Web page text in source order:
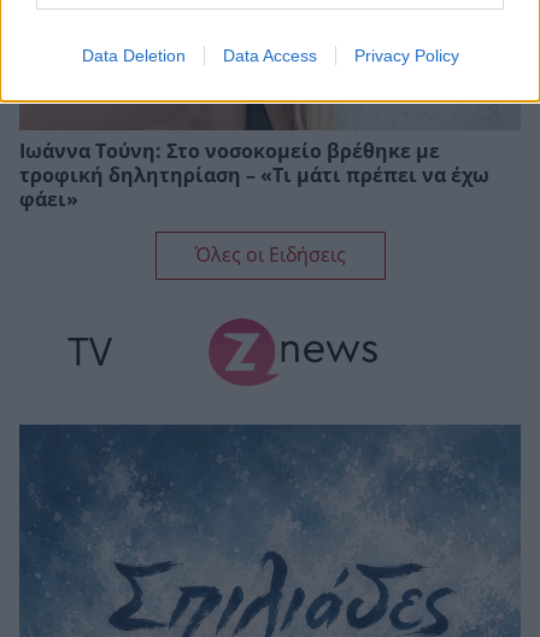
Data Deletion Data Access Privacy Policy
Ιωάννα Τούνη: Στο νοσοκομείο βρέθηκε με
τροφική δηλητηρίαση – «Τι μάτι πρέπει να έχω
φάει»
Όλες οι Ειδήσεις
TV